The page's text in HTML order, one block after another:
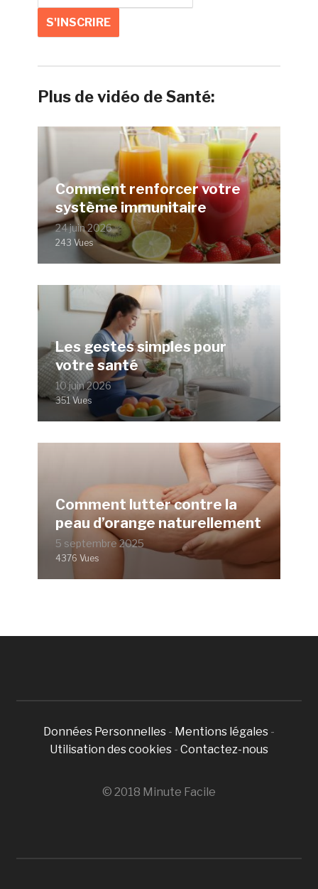
Plus de vidéo de Santé:
Comment renforcer votre
système immunitaire
24 juin 2026
243 Vues
Les gestes simples pour
votre santé
10 juin 2026
351 Vues
Comment lutter contre la
peau d’orange naturellement
5 septembre 2025
4376 Vues
Données Personnelles - Mentions légales -
Utilisation des cookies - Contactez-nous
© 2018 Minute Facile